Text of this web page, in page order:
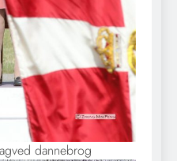
dannebrog